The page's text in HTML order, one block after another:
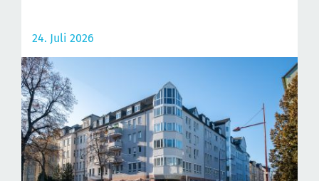
24. Juli 2026